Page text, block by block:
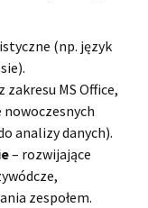
(np. język
zakresu MS Office,
nowoczesnych
analizy danych).
– rozwijające
zespołem.